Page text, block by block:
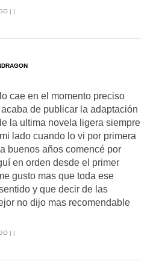
| |
cae en el momento preciso
de publicar la adaptación
la ultima novela ligera siempre
lado cuando lo vi por primera
buenos años comencé por
en orden desde el primer
gusto mas que toda ese
y que decir de las
no dijo mas recomendable
| |